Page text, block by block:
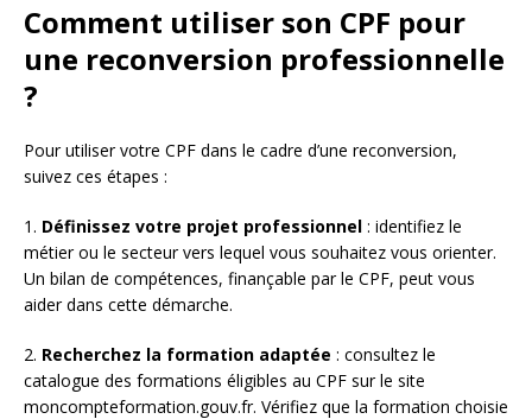
Comment utiliser son CPF pour
une reconversion professionnelle
?
Pour utiliser votre CPF dans le cadre d’une reconversion,
suivez ces étapes :
1. Définissez votre projet professionnel : identifiez le
métier ou le secteur vers lequel vous souhaitez vous orienter.
Un bilan de compétences, finançable par le CPF, peut vous
aider dans cette démarche.
2. Recherchez la formation adaptée : consultez le
catalogue des formations éligibles au CPF sur le site
moncompteformation.gouv.fr. Vérifiez que la formation choisie